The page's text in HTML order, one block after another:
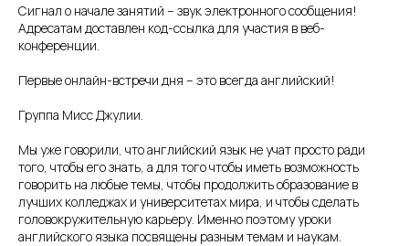
Сигнал о начале занятий – звук электронного сообщения!
Адресатам доставлен код-ссылка для участия в веб-
конференции.
Первые онлайн-встречи дня – это всегда английский!
Группа Мисс Джулии.
Мы уже говорили, что английский язык не учат просто ради
того, чтобы его знать, а для того чтобы иметь возможность
говорить на любые темы, чтобы продолжить образование в
лучших колледжах и университетах мира, и чтобы сделать
головокружительную карьеру. Именно поэтому уроки
английского языка посвящены разным темам и наукам.